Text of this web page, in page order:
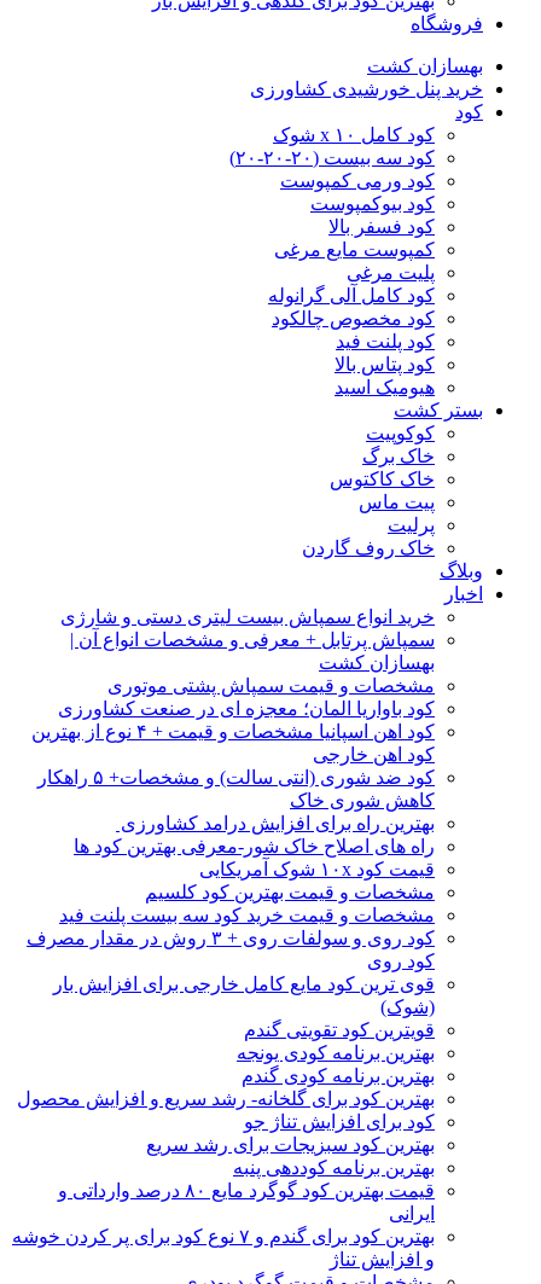
فروشگاه
بهسازان کشت
خرید پنل خورشیدی کشاورزی
کود
کود کامل ۱۰ x شوک
کود سه بیست (۲۰-۲۰-۲۰)
کود ورمی کمپوست
کود بیوکمپوست
کود فسفر بالا
کمپوست مایع مرغی
پلیت مرغی
کود کامل آلی گرانوله
کود مخصوص چالکود
کود پلنت فید
کود پتاس بالا
هیومیک اسید
بستر کشت
کوکوپیت
خاک برگ
خاک کاکتوس
پیت ماس
پرلیت
خاک روف گاردن
وبلاگ
اخبار
خرید انواع سمپاش بیست لیتری دستی و شارژی
سمپاش پرتابل + معرفی و مشخصات انواع آن |
بهسازان کشت
مشخصات و قیمت سمپاش پشتی موتوری
کود باواریا المان؛ معجزه ای در صنعت کشاورزی
کود اهن اسپانیا مشخصات و قیمت + ۴ نوع از بهترین
کود اهن خارجی
کود ضد شوری (انتی سالت) و مشخصات+ ۵ راهکار
کاهش شوری خاک
بهترین راه برای افزایش درامد کشاورزی
راه های اصلاح خاک شور-معرفی بهترین کود ها
قیمت کود ۱۰x شوک آمریکایی
مشخصات و قیمت بهترین کود کلسیم
مشخصات و قیمت خرید کود سه بیست پلنت فید
کود روی و سولفات روی + ۳ روش در مقدار مصرف
کود روی
قوی ترین کود مایع کامل خارجی برای افزایش بار
(شوک)
قویترین کود تقویتی گندم
بهترین برنامه کودی یونجه
بهترین برنامه کودی گندم
بهترین کود برای گلخانه- رشد سریع و افزایش محصول
کود برای افزایش تناژ جو
بهترین کود سبزیجات برای رشد سریع
بهترین برنامه کوددهی پنبه
قیمت بهترین کود گوگرد مایع ۸۰ درصد وارداتی و
ایرانی
بهترین کود برای گندم و ۷ نوع کود برای پر کردن خوشه
و افزایش تناژ